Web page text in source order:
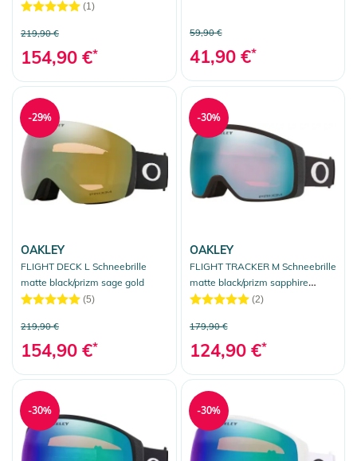
(1)
219,90 €
154,90 €*
59,90 €
41,90 €*
OAKLEY
FLIGHT DECK L Schneebrille
matte black/prizm sage gold
(5)
219,90 €
154,90 €*
-29%
OAKLEY
FLIGHT TRACKER M Schneebrille
matte black/prizm sapphire
iridium
(2)
179,90 €
124,90 €*
-30%
-30% -30%